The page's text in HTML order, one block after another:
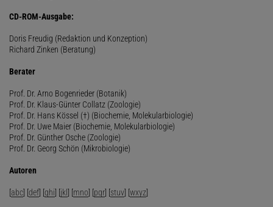
CD-ROM-Ausgabe:
Doris Freudig (Redaktion und Konzeption)
Richard Zinken (Beratung)
Berater
Prof. Dr. Arno Bogenrieder (Botanik)
Prof. Dr. Klaus-Günter Collatz (Zoologie)
Prof. Dr. Hans Kössel (†) (Biochemie, Molekularbiologie)
Prof. Dr. Uwe Maier (Biochemie, Molekularbiologie)
Prof. Dr. Günther Osche (Zoologie)
Prof. Dr. Georg Schön (Mikrobiologie)
Autoren
[abc] [def] [ghi] [jkl] [mno] [pqr] [stuv] [wxyz]